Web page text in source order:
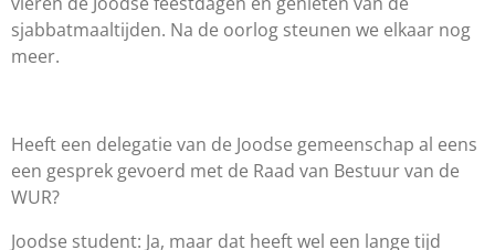
sjabbatmaaltijden. Na de oorlog steunen we elkaar nog
meer.
Heeft een delegatie van de Joodse gemeenschap al eens
een gesprek gevoerd met de Raad van Bestuur van de
WUR?
Joodse student: Ja, maar dat heeft wel een lange tijd